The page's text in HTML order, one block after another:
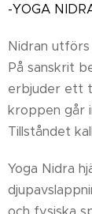
-YOGA
Nidran utförs
På sanskrit
erbjuder ett
kroppen går
Tillståndet
Yoga Nidra